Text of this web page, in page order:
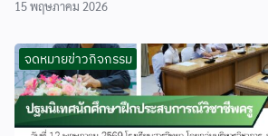
15 พฤษภาคม 2026
จดหมายข่าวกิจกรรม